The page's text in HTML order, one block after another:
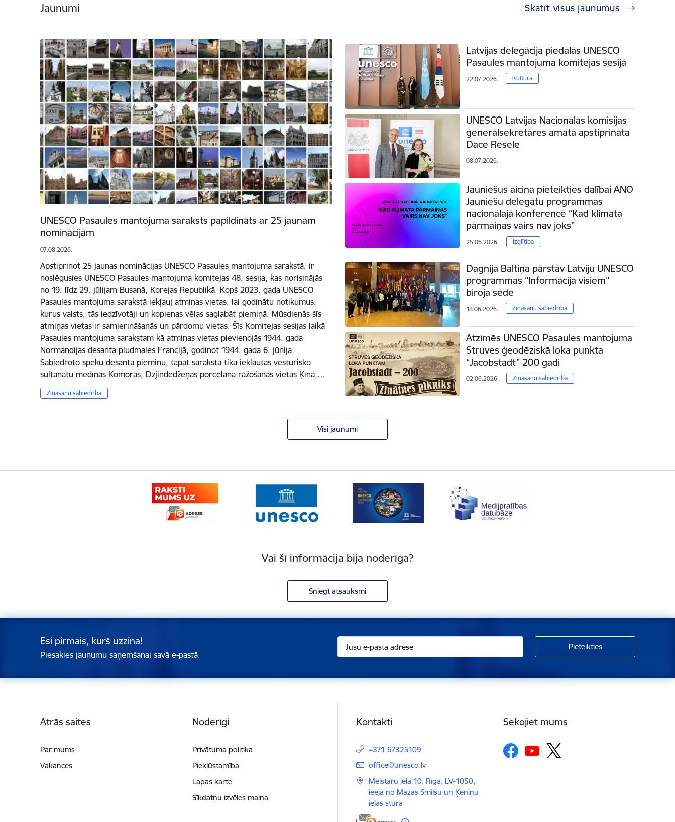
Jaunumi Skatīt visus jaunumus
UNESCO Pasaules mantojuma saraksts papildināts ar 25 jaunām
nominācijām
07.08.2026.
Apstiprinot 25 jaunas nominācijas UNESCO Pasaules mantojuma sarakstā, ir
noslēgusies UNESCO Pasaules mantojuma komitejas 48. sesija, kas norisinājās
no 19. līdz 29. jūlijam Busanā, Korejas Republikā. Kopš 2023. gada UNESCO
Pasaules mantojuma sarakstā iekļauj atmiņas vietas, lai godinātu notikumus,
kurus valsts, tās iedzīvotāji un kopienas vēlas saglabāt piemiņā. Mūsdienās šīs
atmiņas vietas ir samierināšanās un pārdomu vietas. Šīs Komitejas sesijas laikā
Pasaules mantojuma sarakstam kā atmiņas vietas pievienojās 1944. gada
Normandijas desanta pludmales Francijā, godinot 1944. gada 6. jūnija
Sabiedroto spēku desanta piemiņu, tāpat sarakstā tika iekļautas vēsturisko
sultanātu medīnas Komorās, Dzjindedžeņas porcelāna ražošanas vietas Ķīnā,…
Zināšanu sabiedrība
Latvijas delegācija piedalās UNESCO
Pasaules mantojuma komitejas sesijā
22.07.2026. Kultūra
UNESCO Latvijas Nacionālās komisijas
ģenerālsekretāres amatā apstiprināta
Dace Resele
08.07.2026.
Jauniešus aicina pieteikties dalībai ANO
Jauniešu delegātu programmas
nacionālajā konferencē “Kad klimata
pārmaiņas vairs nav joks”
25.06.2026. Izglītība
Dagnija Baltiņa pārstāv Latviju UNESCO
programmas “Informācija visiem”
biroja sēdē
18.06.2026. Zināšanu sabiedrība
Atzīmēs UNESCO Pasaules mantojuma
Strūves ģeodēziskā loka punkta
“Jacobstadt” 200 gadi
02.06.2026. Zināšanu sabiedrība
Visi jaunumi
Vai šī informācija bija noderīga?
Sniegt atsauksmi
Esi pirmais, kurš uzzina!
Piesakies jaunumu saņemšanai savā e-pastā.
Ātrās saites
Par mums
Vakances
Noderīgi
Privātuma politika
Piekļūstamība
Lapas karte
Sīkdatņu izvēles maiņa
Kontakti
+371 67325109
E-pasts:
office@unesco.lv
Meistaru iela 10, Rīga, LV-1050,
ieeja no Mazās Smilšu un Ķēniņu
ielas stūra
Sekojiet mums